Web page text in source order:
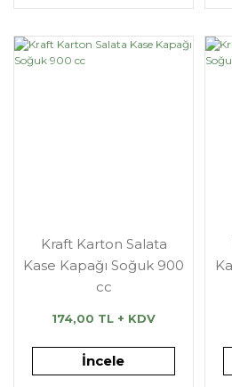
Kraft Karton Salata
Kase Kapağı Soğuk 900
cc
174,00 TL + KDV
İncele